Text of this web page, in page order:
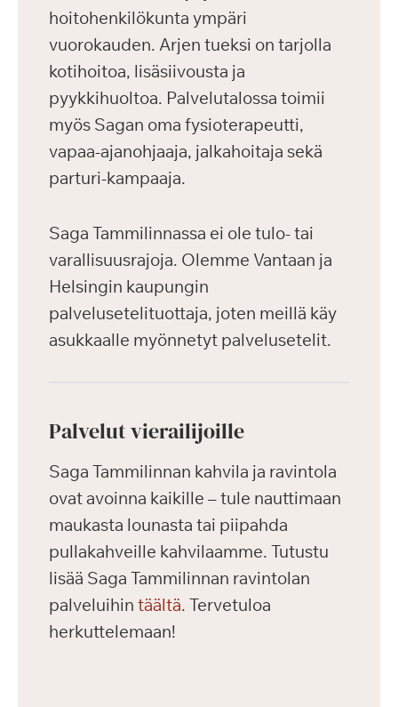
hoitohenkilökunta ympäri
vuorokauden. Arjen tueksi on tarjolla
kotihoitoa, lisäsiivousta ja
pyykkihuoltoa. Palvelutalossa toimii
myös Sagan oma fysioterapeutti,
vapaa-ajanohjaaja, jalkahoitaja sekä
parturi-kampaaja.
Saga Tammilinnassa ei ole tulo- tai
varallisuusrajoja. Olemme Vantaan ja
Helsingin kaupungin
palvelusetelituottaja, joten meillä käy
asukkaalle myönnetyt palvelusetelit.
Palvelut vierailijoille
Saga Tammilinnan kahvila ja ravintola
ovat avoinna kaikille – tule nauttimaan
maukasta lounasta tai piipahda
pullakahveille kahvilaamme. Tutustu
lisää Saga Tammilinnan ravintolan
palveluihin täältä. Tervetuloa
herkuttelemaan!